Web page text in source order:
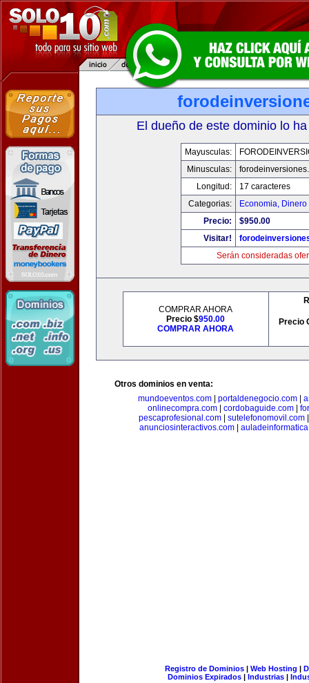
El dueño de este dominio lo
Mayusculas:
Minusculas:
Longitud:
17 caracteres
Categorias:
Economia,
Precio:
$950.00
Visitar!
Serán consideradas
COMPRAR AHORA
Precio $950.00
COMPRAR AHORA
Precio
Otros dominios en venta:
mundoeventos.com| portaldenegocio.com|
onlinecompra.com| cordobaguide.com|
pescaprofesional.com| sutelefonomovil.com
anunciosinteractivos.com|
Registro de Dominios| Web Hosting |
Dominios Expirados | Industrias |